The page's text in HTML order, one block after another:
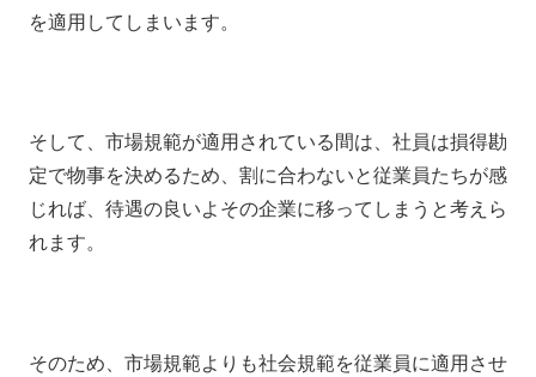
を適用してしまいます。
そして、市場規範が適用されている間は、社員は損得勘
定で物事を決めるため、割に合わないと従業員たちが感
じれば、待遇の良いよその企業に移ってしまうと考えら
れます。
そのため、市場規範よりも社会規範を従業員に適用させ